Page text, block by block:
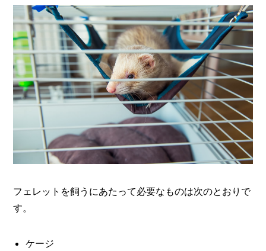
フェレットを飼うにあたって必要なものは次のとおりで
す。
ケージ